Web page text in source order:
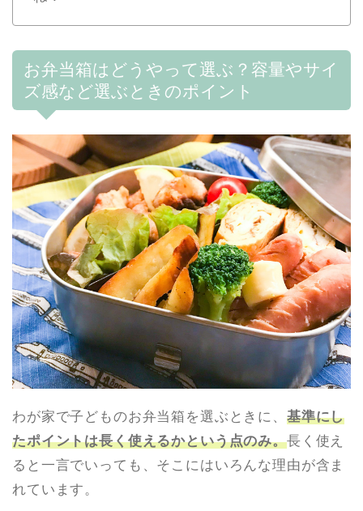
お弁当箱はどうやって選ぶ？容量やサイ
ズ感など選ぶときのポイント
わが家で子どものお弁当箱を選ぶときに、 基準にし
たポイントは長く使えるかという点のみ。長く使え
ると一言でいっても、そこにはいろんな理由が含ま
れています。